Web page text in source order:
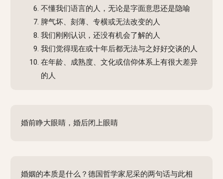
不懂我们语言的人，无论是字面意思还是隐喻
脾气坏、刻薄、专横或无法改变的人
我们刚刚认识，还没有机会了解的人
我们觉得现在或十年后都无法与之好好交谈的人
在年龄、成熟度、文化或信仰体系上有很大差异
的人
婚前睁大眼睛，婚后闭上眼睛
婚姻的本质是什么？德国哲学家尼采的两句话与此相